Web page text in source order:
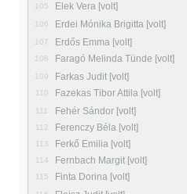
105 Elek Vera [volt]
106 Erdei Mónika Brigitta [volt]
107 Erdős Emma [volt]
108 Faragó Melinda Tünde [volt]
109 Farkas Judit [volt]
110 Fazekas Tibor Attila [volt]
111 Fehér Sándor [volt]
112 Ferenczy Béla [volt]
113 Ferkő Emilia [volt]
114 Fernbach Margit [volt]
115 Finta Dorina [volt]